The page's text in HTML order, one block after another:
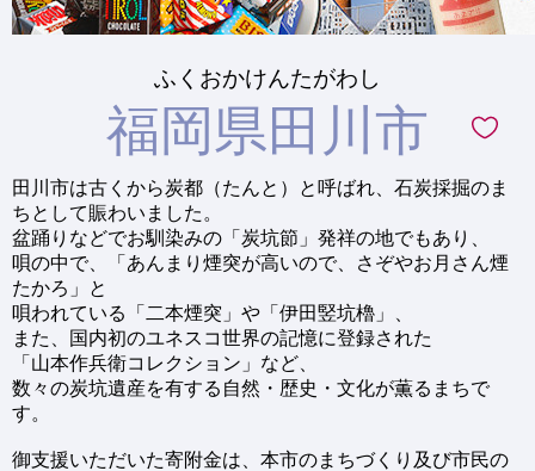
ふくおかけんたがわし
福岡県田川市
田川市は古くから炭都（たんと）と呼ばれ、石炭採掘のま
ちとして賑わいました。
盆踊りなどでお馴染みの「炭坑節」発祥の地でもあり、
唄の中で、「あんまり煙突が高いので、さぞやお月さん煙
たかろ」と
唄われている「二本煙突」や「伊田竪坑櫓」、
また、国内初のユネスコ世界の記憶に登録された
「山本作兵衛コレクション」など、
数々の炭坑遺産を有する自然・歴史・文化が薫るまちで
す。
御支援いただいた寄附金は、本市のまちづくり及び市民の